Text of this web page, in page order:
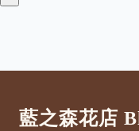
藍之森花店